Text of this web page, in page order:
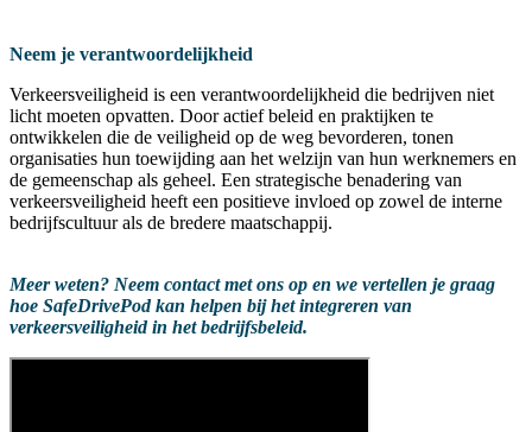
Neem je verantwoordelijkheid
Verkeersveiligheid is een verantwoordelijkheid die bedrijven niet
licht moeten opvatten. Door actief beleid en praktijken te
ontwikkelen die de veiligheid op de weg bevorderen, tonen
organisaties hun toewijding aan het welzijn van hun werknemers en
de gemeenschap als geheel. Een strategische benadering van
verkeersveiligheid heeft een positieve invloed op zowel de interne
bedrijfscultuur als de bredere maatschappij.
Meer weten? Neem contact met ons op en we vertellen je graag
hoe SafeDrivePod kan helpen bij het integreren van
verkeersveiligheid in het bedrijfsbeleid.